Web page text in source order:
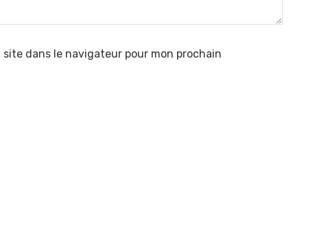
dans le navigateur pour mon prochain